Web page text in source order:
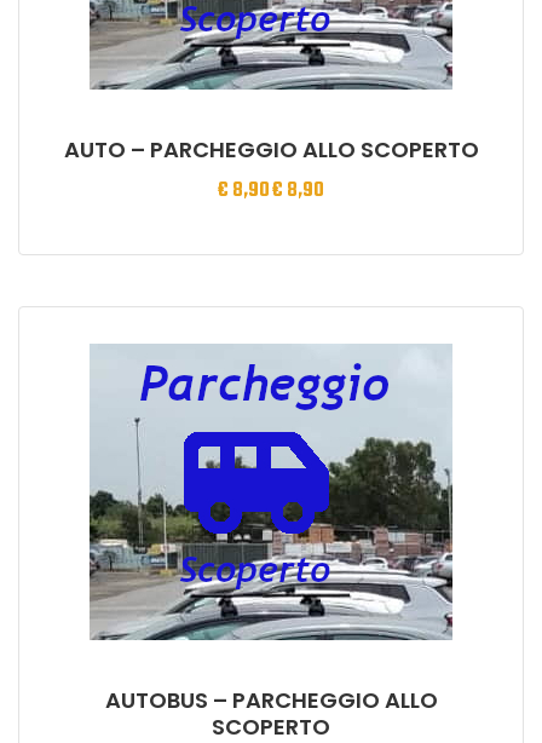
AUTO – PARCHEGGIO ALLO SCOPERTO
€8,90€8,90
AUTOBUS – PARCHEGGIO ALLO
SCOPERTO